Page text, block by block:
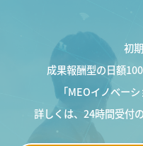
初
成果報酬型の日額
「MEOイノベー
詳しくは、24時間受付